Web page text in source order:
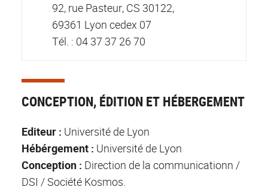
92, rue Pasteur, CS 30122,
69361 Lyon cedex 07
Tél. : 04 37 37 26 70
CONCEPTION, ÉDITION ET HÉBERGEMENT
Editeur : Université de Lyon
Hébérgement : Université de Lyon
Conception : Direction de la communicationn /
DSI / Société Kosmos.